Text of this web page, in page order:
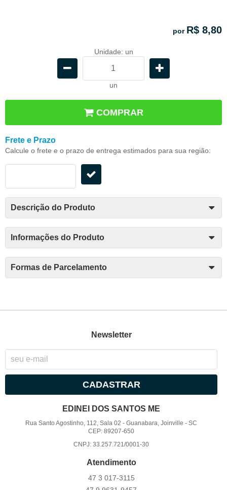
por R$ 8,80
Unidade: un
un
COMPRAR
Frete e Prazo
Calcule o frete e o prazo de entrega estimados para sua região:
Descrição do Produto
Informações do Produto
Formas de Parcelamento
Newsletter
CADASTRAR
EDINEI DOS SANTOS ME
Rua Santo Agostinho, 112, Sala 02 -Guanabara, Joinville -SC
CEP: 89207-650
CNPJ: 33.257.721/0001-30
Atendimento
47 3 017-3115